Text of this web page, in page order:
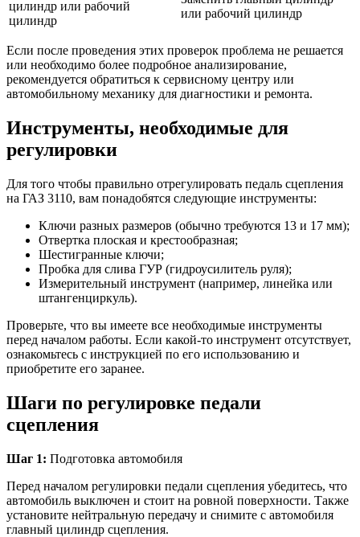
цилиндр или рабочий
цилиндр
или рабочий цилиндр
Если после проведения этих проверок проблема не решается
или необходимо более подробное анализирование,
рекомендуется обратиться к сервисному центру или
автомобильному механику для диагностики и ремонта.
Инструменты, необходимые для
регулировки
Для того чтобы правильно отрегулировать педаль сцепления
на ГАЗ 3110, вам понадобятся следующие инструменты:
Ключи разных размеров (обычно требуются 13 и 17 мм);
Отвертка плоская и крестообразная;
Шестигранные ключи;
Пробка для слива ГУР (гидроусилитель руля);
Измерительный инструмент (например, линейка или
штангенциркуль).
Проверьте, что вы имеете все необходимые инструменты
перед началом работы. Если какой-то инструмент отсутствует,
ознакомьтесь с инструкцией по его использованию и
приобретите его заранее.
Шаги по регулировке педали
сцепления
Шаг 1: Подготовка автомобиля
Перед началом регулировки педали сцепления убедитесь, что
автомобиль выключен и стоит на ровной поверхности. Также
установите нейтральную передачу и снимите с автомобиля
главный цилиндр сцепления.